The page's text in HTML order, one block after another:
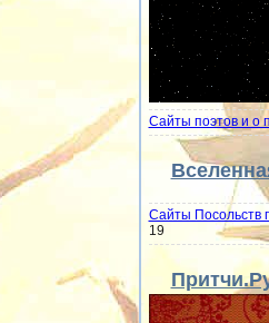
Сайты поэтов и о
Сайты Посольств
19